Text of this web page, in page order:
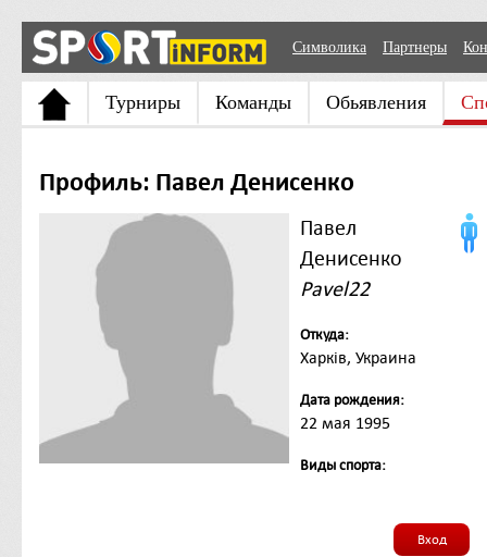
Символика Партнеры
Турниры Команды Обьявления
Профиль: Павел Денисенко
Павел
Денисенко
Pavel22
Откуда:
Харків, Украина
Дата рождения:
22 мая 1995
Виды спорта:
Вход